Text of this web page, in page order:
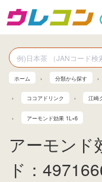
ホーム 分類から探す
ココアドリンク 江崎
アーモンド効果 1L×6
アーモンド
ド：